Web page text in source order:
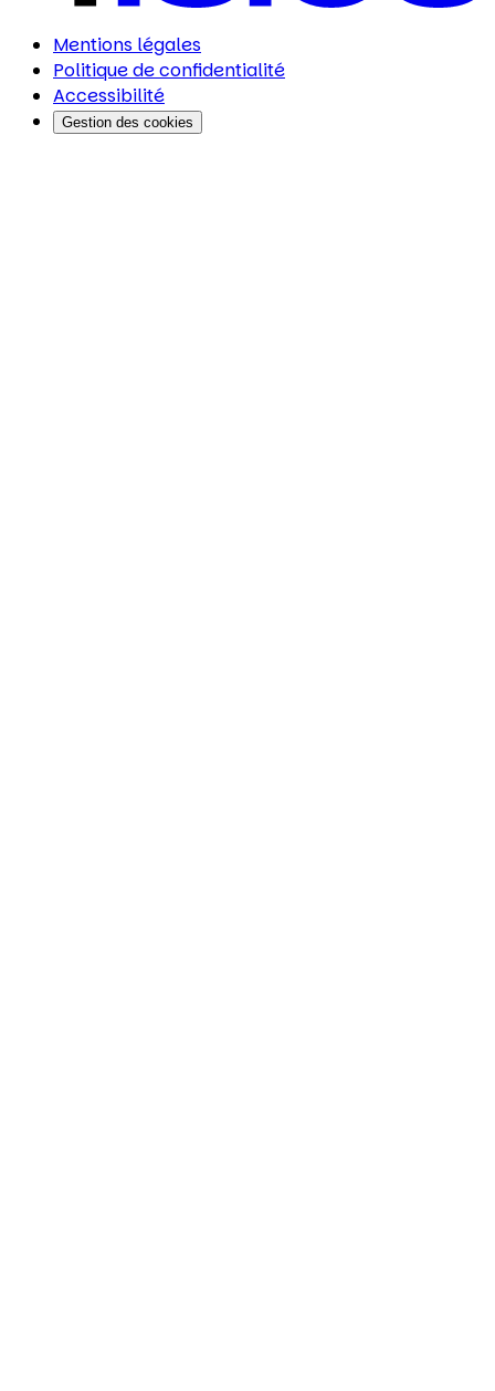
Mentions légales
Politique de confidentialité
Accessibilité
Gestion des cookies